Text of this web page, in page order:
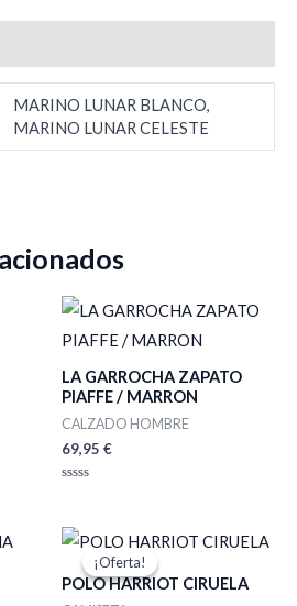
MARINO LUNAR BLANCO,
MARINO LUNAR CELESTE
LA GARROCHA ZAPATO
PIAFFE / MARRON
CALZADO HOMBRE
69,95 €
de
5
¡Oferta!
¡Oferta!
POLO HARRIOT CIRUELA
El
precio
original
era:
El
precio
es: